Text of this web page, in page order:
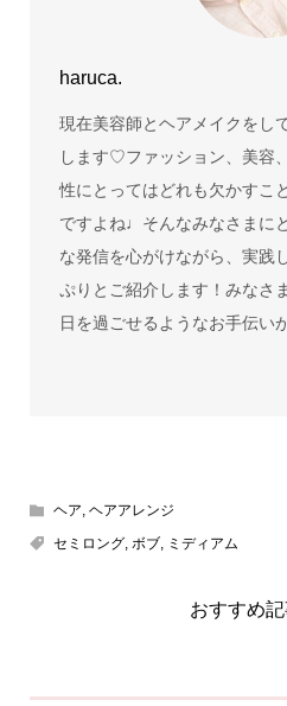
haruca.
現在美容師とヘアメイクをし
します♡ファッション、美容
性にとってはどれも欠かすこ
ですよね♩そんなみなさまに
な発信を心がけながら、実践
ぷりとご紹介します！みなさ
日を過ごせるようなお手伝い
ヘア, ヘアアレンジ
セミロング, ボブ, ミディアム
おすすめ